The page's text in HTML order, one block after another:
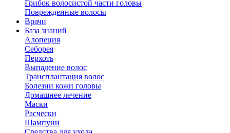
Грибок волосистой части головы
Поврежденные волосы
Врачи
База знаний
Алопеция
Себорея
Перхоть
Выпадение волос
Трансплантация волос
Болезни кожи головы
Домашнее лечение
Маски
Расчески
Шампуни